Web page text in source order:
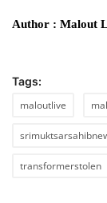
Author : Malout
Tags:
maloutlive
transformerstolen